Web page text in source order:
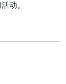
动。